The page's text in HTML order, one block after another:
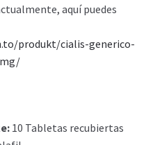
aquí puedes
produkt/cialis-generico-
: 10 Tabletas recubiertas